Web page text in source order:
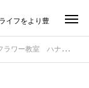
イフをより豊
「花育」お花のあしらいABC!（勝どきザ・タワー）